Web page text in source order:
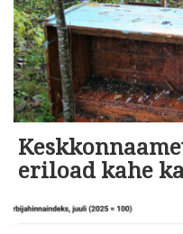
eriload kahe